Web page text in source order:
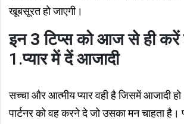
खूबसूरत हो जाएगी।
इन 3 टिप्स को आज से ही करें
1.प्यार में दें आजादी
सच्चा और आत्मीय प्यार वही है जिसमें आजादी
पार्टनर को वह करने दे जो उसका मन चाहता है।